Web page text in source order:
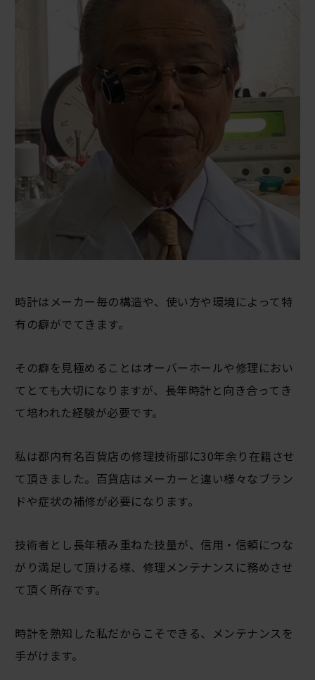
時計はメーカー毎の構造や、使い方や環境によって特
有の癖がでてきます。
その癖を見極めることはオーバーホールや修理におい
てとても大切になりますが、長年時計と向き合ってき
て培われた経験が必要です。
私は都内有名百貨店の修理技術部に30年余り在籍させ
て頂きました。百貨店はメーカーと違い様々なブラン
ドや症状の補修が必要になります。
技術者とし長年積み重ねた技量が、信用・信頼につな
がり満足して頂ける様、修理メンテナンスに務めさせ
て頂く所存です。
時計を熟知した私だからこそできる、メンテナンスを
手がけます。